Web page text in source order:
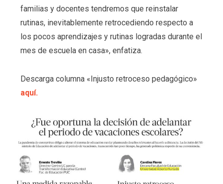
familias y docentes tendremos que reinstalar
rutinas, inevitablemente retrocediendo respecto a
los pocos aprendizajes y rutinas logradas durante el
mes de escuela en casa», enfatiza.
Descarga columna «Injusto retroceso pedagógico»
aquí.